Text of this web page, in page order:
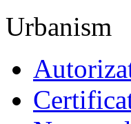
Urbanism